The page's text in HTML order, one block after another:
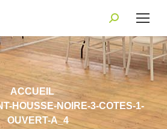
Recherche
:
ACCUEIL
HOUSSE-NOIRE-3-COTES-1-
OUVERT-A_4